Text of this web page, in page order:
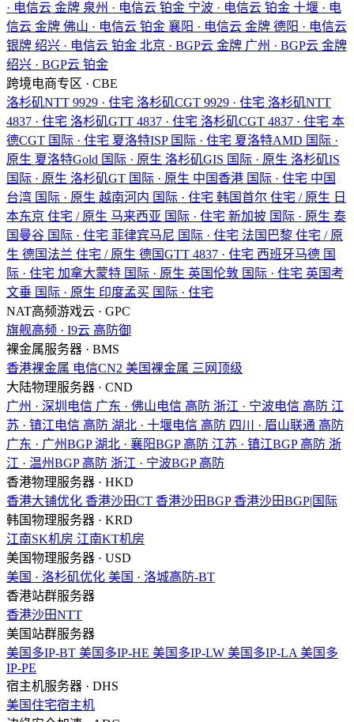
· 电信云 金牌 泉州 · 电信云 铂金 宁波 · 电信云 铂金 十堰 · 电
信云 金牌 佛山 · 电信云 铂金 襄阳 · 电信云 金牌 德阳 · 电信云
银牌 绍兴 · 电信云 铂金 北京 · BGP云 金牌 广州 · BGP云 金牌
绍兴 · BGP云 铂金
跨境电商专区 · CBE
洛杉矶NTT 9929 · 住宅 洛杉矶CGT 9929 · 住宅 洛杉矶NTT
4837 · 住宅 洛杉矶GTT 4837 · 住宅 洛杉矶CGT 4837 · 住宅 本
德CGT 国际 · 住宅 夏洛特ISP 国际 · 住宅 夏洛特AMD 国际 ·
原生 夏洛特Gold 国际 · 原生 洛杉矶GIS 国际 · 原生 洛杉矶IS
国际 · 原生 洛杉矶GT 国际 · 原生 中国香港 国际 · 住宅 中国
台湾 国际 · 原生 越南河内 国际 · 住宅 韩国首尔 住宅 / 原生 日
本东京 住宅 / 原生 马来西亚 国际 · 住宅 新加披 国际 · 原生 泰
国曼谷 国际 · 住宅 菲律宾马尼 国际 · 住宅 法国巴黎 住宅 / 原
生 德国法兰 住宅 / 原生 德国GTT 4837 · 住宅 西班牙马德 国
际 · 住宅 加拿大蒙特 国际 · 原生 英国伦敦 国际 · 住宅 英国考
文垂 国际 · 原生 印度孟买 国际 · 住宅
NAT高频游戏云 · GPC
旗舰高频 · I9云 高防御
裸金属服务器 · BMS
香港裸金属 电信CN2 美国裸金属 三网顶级
大陆物理服务器 · CND
广州 · 深圳电信 广东 · 佛山电信 高防 浙江 · 宁波电信 高防 江
苏 · 镇江电信 高防 湖北 · 十堰电信 高防 四川 · 眉山联通 高防
广东 · 广州BGP 湖北 · 襄阳BGP 高防 江苏 · 镇江BGP 高防 浙
江 · 温州BGP 高防 浙江 · 宁波BGP 高防
香港物理服务器 · HKD
香港大铺优化 香港沙田CT 香港沙田BGP 香港沙田BGP|国际
韩国物理服务器 · KRD
江南SK机房 江南KT机房
美国物理服务器 · USD
美国 · 洛杉矶优化 美国 · 洛城高防-BT
香港站群服务器
香港沙田NTT
美国站群服务器
美国多IP-BT 美国多IP-HE 美国多IP-LW 美国多IP-LA 美国多
IP-PE
宿主机服务器 · DHS
美国住宅宿主机